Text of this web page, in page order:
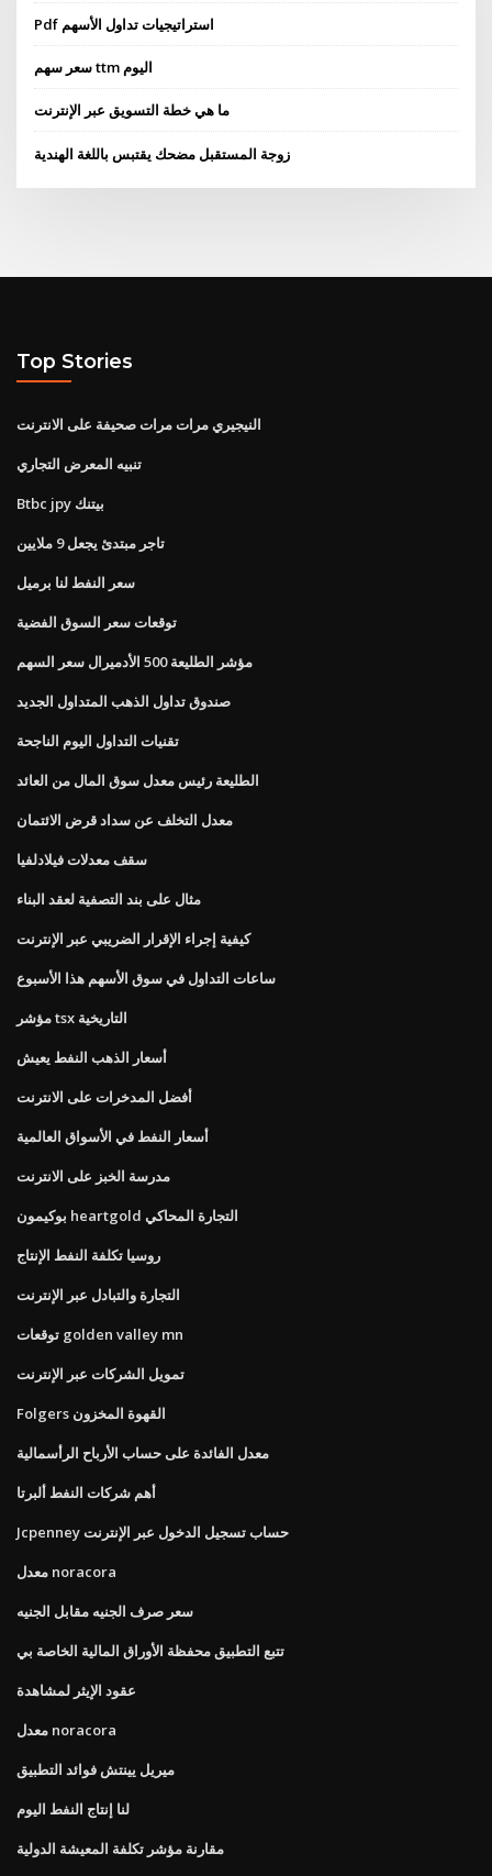
Pdf استراتيجيات تداول الأسهم
سعر سهم ttm اليوم
ما هي خطة التسويق عبر الإنترنت
زوجة المستقبل مضحك يقتبس باللغة الهندية
Top Stories
النيجيري مرات مرات صحيفة على الانترنت
تنبيه المعرض التجاري
Btbc jpy بيتنك
تاجر مبتدئ يجعل 9 ملايين
سعر النفط لنا برميل
توقعات سعر السوق الفضية
مؤشر الطليعة 500 الأدميرال سعر السهم
صندوق تداول الذهب المتداول الجديد
تقنيات التداول اليوم الناجحة
الطليعة رئيس معدل سوق المال من العائد
معدل التخلف عن سداد قرض الائتمان
سقف معدلات فيلادلفيا
مثال على بند التصفية لعقد البناء
كيفية إجراء الإقرار الضريبي عبر الإنترنت
ساعات التداول في سوق الأسهم هذا الأسبوع
مؤشر tsx التاريخية
أسعار الذهب النفط يعيش
أفضل المدخرات على الانترنت
أسعار النفط في الأسواق العالمية
مدرسة الخبز على الانترنت
بوكيمون heartgold التجارة المحاكي
روسيا تكلفة النفط الإنتاج
التجارة والتبادل عبر الإنترنت
توقعات golden valley mn
تمويل الشركات عبر الإنترنت
Folgers القهوة المخزون
معدل الفائدة على حساب الأرباح الرأسمالية
أهم شركات النفط ألبرتا
Jcpenney حساب تسجيل الدخول عبر الإنترنت
معدل noracora
سعر صرف الجنيه مقابل الجنيه
تتبع التطبيق محفظة الأوراق المالية الخاصة بي
عقود الإيثر لمشاهدة
معدل noracora
ميريل يينتش فوائد التطبيق
لنا إنتاج النفط اليوم
مقارنة مؤشر تكلفة المعيشة الدولية